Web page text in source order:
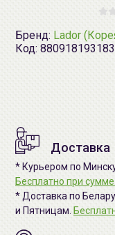
Бренд: Lador
Код:
Доставка
* Курьером по
Бесплатно при сумме
* Доставка по
и Пятницам.